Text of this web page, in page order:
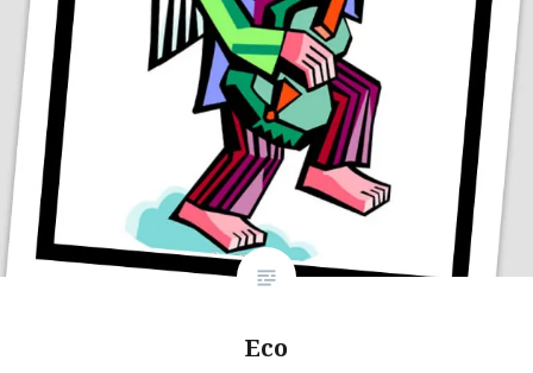
Eco